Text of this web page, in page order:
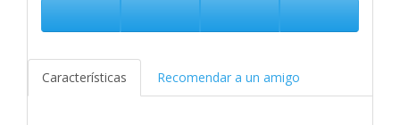
Características Recomendar a un amigo